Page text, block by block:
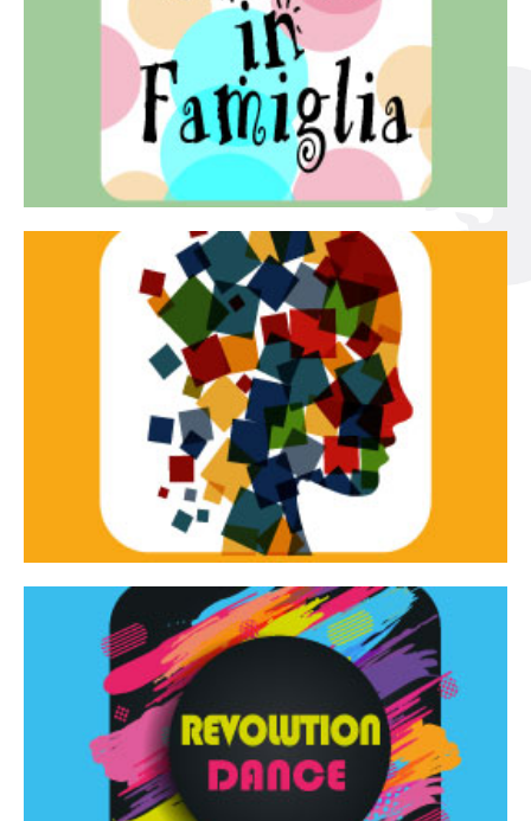
Teatro in famiglia
Teatro In Famiglia è una rassegna di teatro concepita
per far condividere e godere del teatro all’intera
famiglia.
Tracce dinamiche
Tracce Dinamiche è una rassegna di teatro
d’innovazione e sperimentale.
Continua
Revolution Dance
Rassegna di danza contemporanea – I Edizione